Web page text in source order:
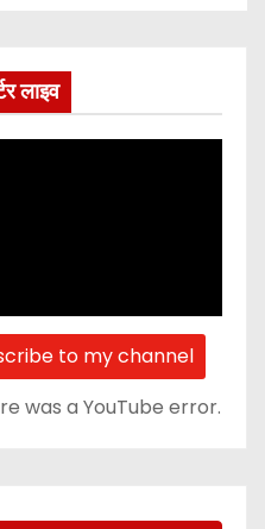
लाइव
to my channel
was a YouTube error.